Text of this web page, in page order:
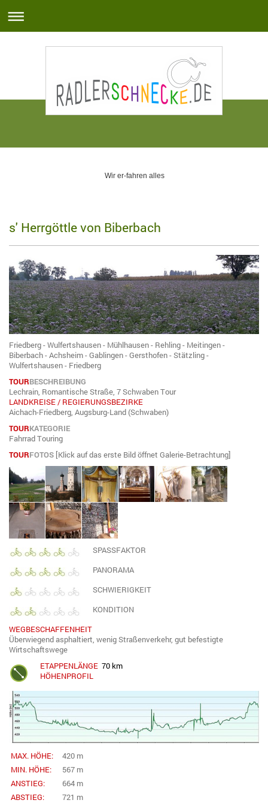
Wir er-fahren alles
s' Herrgöttle von Biberbach
Friedberg - Wulfertshausen - Mühlhausen - Rehling - Meitingen -
Biberbach - Achsheim - Gablingen - Gersthofen - Stätzling -
Wulfertshausen - Friedberg
TOURBESCHREIBUNG
Lechrain, Romantische Straße, 7 Schwaben Tour
LANDKREISE / REGIERUNGSBEZIRKE
Aichach-Friedberg, Augsburg-Land (Schwaben)
TOURKATEGORIE
Fahrrad Touring
TOURFOTOS [Klick auf das erste Bild öffnet Galerie-Betrachtung]
SPASSFAKTOR
PANORAMA
SCHWIERIGKEIT
KONDITION
WEGBESCHAFFENHEIT
Überwiegend asphaltiert, wenig Straßenverkehr, gut befestigte
Wirtschaftswege
ETAPPENLÄNGE 70 km
HÖHENPROFIL
MAX. HÖHE:
420 m
MIN. HÖHE:
567 m
ANSTIEG:
664 m
ABSTIEG:
721 m